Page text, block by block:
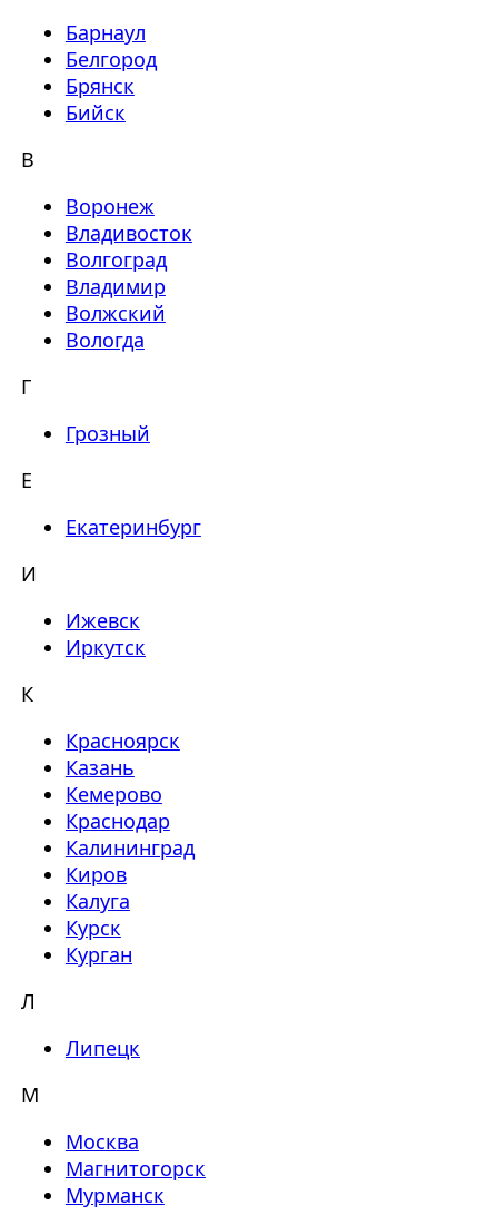
Барнаул
Белгород
Брянск
Бийск
В
Воронеж
Владивосток
Волгоград
Владимир
Волжский
Вологда
Г
Грозный
Е
Екатеринбург
И
Ижевск
Иркутск
К
Красноярск
Казань
Кемерово
Краснодар
Калининград
Киров
Калуга
Курск
Курган
Л
Липецк
М
Москва
Магнитогорск
Мурманск